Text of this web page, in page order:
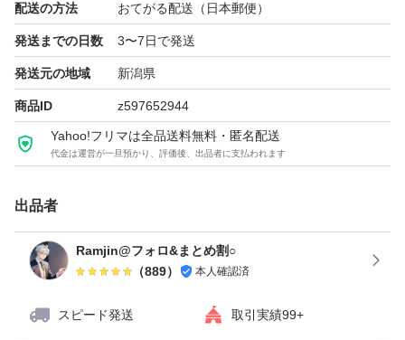
配送の方法 おてがる配送（日本郵便）
発送までの日数 3〜7日で発送
発送元の地域 新潟県
商品ID z597652944
Yahoo!フリマは全品送料無料・匿名配送
代金は運営が一旦預かり、評価後、出品者に支払われます
出品者
Ramjin@フォロ&まとめ割○
（889） 本人確認済
スピード発送 取引実績99+